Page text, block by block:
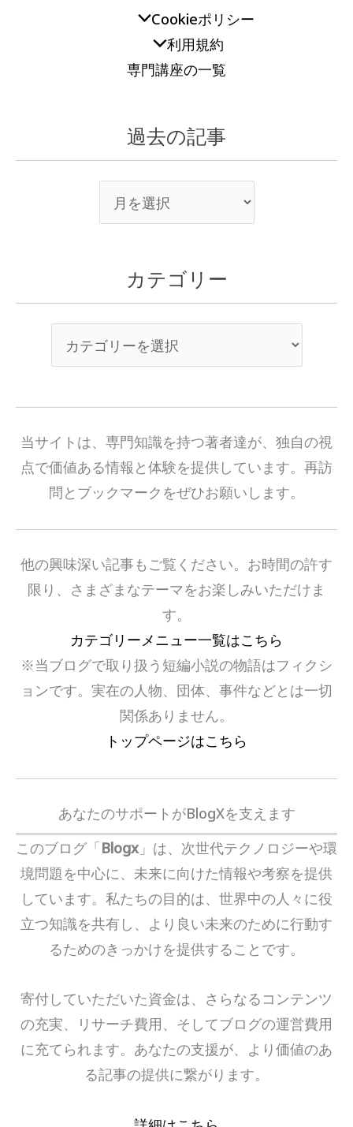
Cookieポリシー
利用規約
専門講座の一覧
過去の記事
カテゴリー
当サイトは、専門知識を持つ著者達が、独自の視
点で価値ある情報と体験を提供しています。再訪
問とブックマークをぜひお願いします。
他の興味深い記事もご覧ください。お時間の許す
限り、さまざまなテーマをお楽しみいただけま
す。
カテゴリーメニュー一覧はこちら
※当ブログで取り扱う短編小説の物語はフィクシ
ョンです。実在の人物、団体、事件などとは一切
関係ありません。
トップページはこちら
あなたのサポートがBlogXを支えます
このブログ「Blogx 」は、次世代テクノロジーや環
境問題を中心に、未来に向けた情報や考察を提供
しています。私たちの目的は、世界中の人々に役
立つ知識を共有し、より良い未来のために行動す
るためのきっかけを提供することです。
寄付していただいた資金は、さらなるコンテンツ
の充実、リサーチ費用、そしてブログの運営費用
に充てられます。あなたの支援が、より価値のあ
る記事の提供に繋がります。